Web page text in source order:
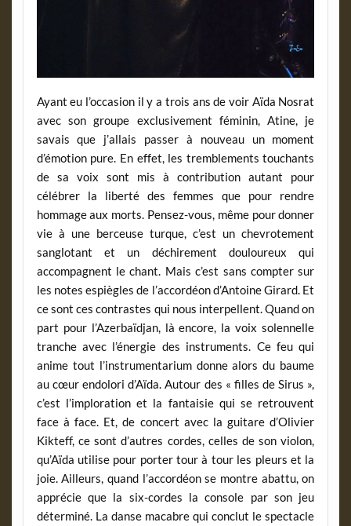
Ayant eu l’occasion il y a trois ans de voir Aïda Nosrat
avec son groupe exclusivement féminin, Atine, je
savais que j’allais passer à nouveau un moment
d’émotion pure. En effet, les tremblements touchants
de sa voix sont mis à contribution autant pour
célébrer la liberté des femmes que pour rendre
hommage aux morts. Pensez-vous, même pour donner
vie à une berceuse turque, c’est un chevrotement
sanglotant et un déchirement douloureux qui
accompagnent le chant. Mais c’est sans compter sur
les notes espiègles de l’accordéon d’Antoine Girard. Et
ce sont ces contrastes qui nous interpellent. Quand on
part pour l’Azerbaïdjan, là encore, la voix solennelle
tranche avec l’énergie des instruments. Ce feu qui
anime tout l’instrumentarium donne alors du baume
au cœur endolori d’Aïda. Autour des « filles de Sirus »,
c’est l’imploration et la fantaisie qui se retrouvent
face à face. Et, de concert avec la guitare d’Olivier
Kikteff, ce sont d’autres cordes, celles de son violon,
qu’Aïda utilise pour porter tour à tour les pleurs et la
joie. Ailleurs, quand l’accordéon se montre abattu, on
apprécie que la six-cordes la console par son jeu
déterminé. La danse macabre qui conclut le spectacle